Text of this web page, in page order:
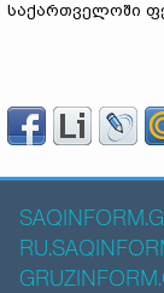
საქართველოში